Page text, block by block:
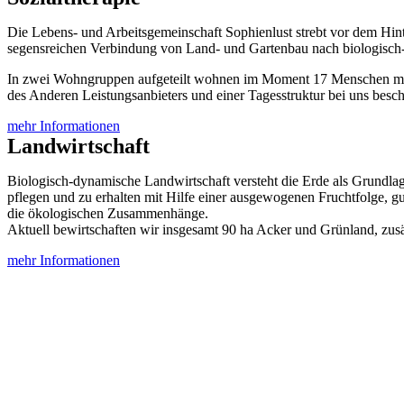
Die Lebens- und Arbeitsgemeinschaft Sophienlust strebt vor dem
segensreichen Verbindung von Land- und Gartenbau nach
In zwei Wohngruppen aufgeteilt wohnen im Moment 17 Menschen
des Anderen Leistungsanbieters und einer Tagesstruktur bei uns
mehr Informationen
Landwirtschaft
Biologisch-dynamische Landwirtschaft versteht die Erde als
pflegen und zu erhalten mit Hilfe einer ausgewogenen Fruchtfolge,
die ökologischen Zusammenhänge.
Aktuell bewirtschaften wir insgesamt 90 ha Acker und Grünland,
mehr Informationen